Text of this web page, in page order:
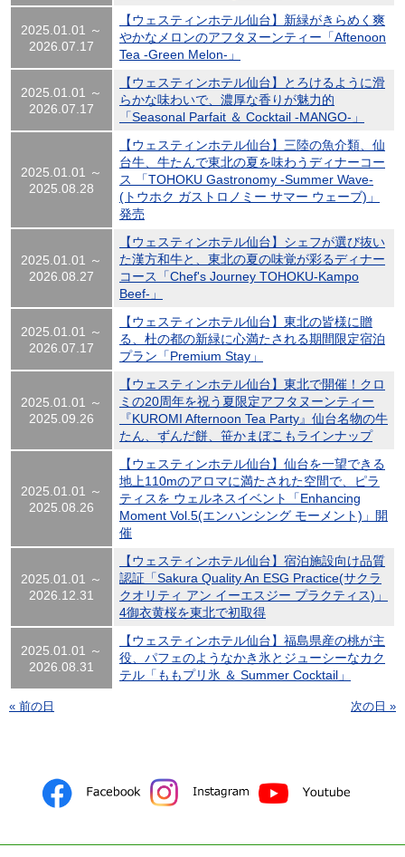
2025.01.01 ～
2026.07.17
【ウェスティンホテル仙台】新緑がきらめく爽
やかなメロンのアフタヌーンティー「Aftenoon
Tea -Green Melon-」
2025.01.01 ～
2026.07.17
【ウェスティンホテル仙台】とろけるように滑
らかな味わいで、濃厚な香りが魅力的
「Seasonal Parfait ＆ Cocktail -MANGO-」
2025.01.01 ～
2025.08.28
【ウェスティンホテル仙台】三陸の魚介類、仙
台牛、牛たんで東北の夏を味わうディナーコー
ス 「TOHOKU Gastronomy -Summer Wave-
(トウホク ガストロノミー サマー ウェーブ)」
発売
2025.01.01 ～
2026.08.27
【ウェスティンホテル仙台】シェフが選び抜い
た漢方和牛と、東北の夏の味覚が彩るディナー
コース「Chef's Journey TOHOKU-Kampo
Beef-」
2025.01.01 ～
2026.07.17
【ウェスティンホテル仙台】東北の皆様に贈
る、杜の都の新緑に心満たされる期間限定宿泊
プラン「Premium Stay」
2025.01.01 ～
2025.09.26
【ウェスティンホテル仙台】東北で開催！クロ
ミの20周年を祝う夏限定アフタヌーンティー
『KUROMI Afternoon Tea Party』仙台名物の牛
たん、ずんだ餅、笹かまぼこもラインナップ
2025.01.01 ～
2025.08.26
【ウェスティンホテル仙台】仙台を一望できる
地上110mのアロマに満たされた空間で、ピラ
ティスを ウェルネスイベント「Enhancing
Moment Vol.5(エンハンシング モーメント)」開
催
2025.01.01 ～
2026.12.31
【ウェスティンホテル仙台】宿泊施設向け品質
認証「Sakura Quality An ESG Practice(サクラ
クオリティ アン イーエスジー プラクティス)」
4御衣黄桜を東北で初取得
2025.01.01 ～
2026.08.31
【ウェスティンホテル仙台】福島県産の桃が主
役、パフェのようなかき氷とジューシーなカク
テル「ももプリ氷 ＆ Summer Cocktail」
« 前の日 次の日 »